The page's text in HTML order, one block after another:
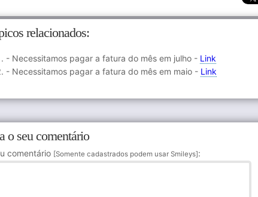
relacionados:
- Necessitamos pagar a fatura do mês em julho - Link
- Necessitamos pagar a fatura do mês em maio - Link
o seu comentário
comentário [Somente cadastrados podem usar Smileys]: